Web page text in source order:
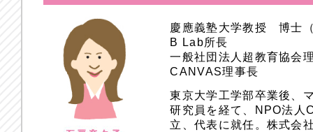
慶應義塾大学教授 博士
B Lab所長
一般社団法人超教育協会
CANVAS理事長
東京大学工学部卒業後、
研究員を経て、NPO法人
立、代表に就任。株式会